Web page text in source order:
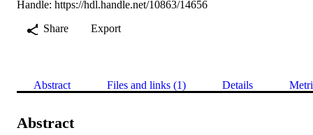
Handle: https://hdl.handle.net/10863/14656
Share
Export
Abstract Files and links (1) Details
Abstract